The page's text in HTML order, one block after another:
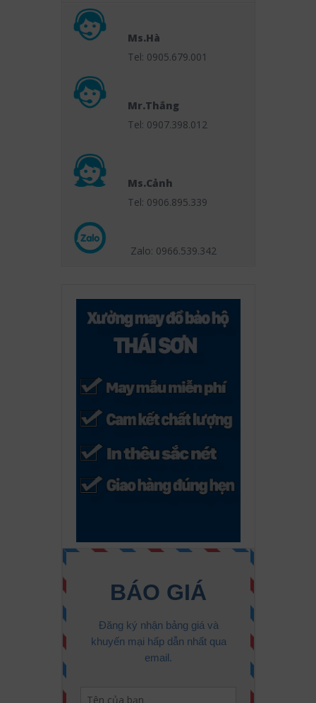
Ms.Hà
Tel: 0905.679.001
Mr.Thắng
Tel: 0907.398.012
Ms.Cảnh
Tel: 0906.895.339
Zalo: 0966.539.342